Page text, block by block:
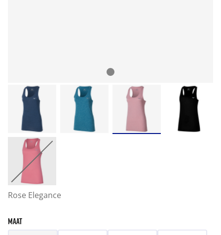
Rose Elegance
MAAT